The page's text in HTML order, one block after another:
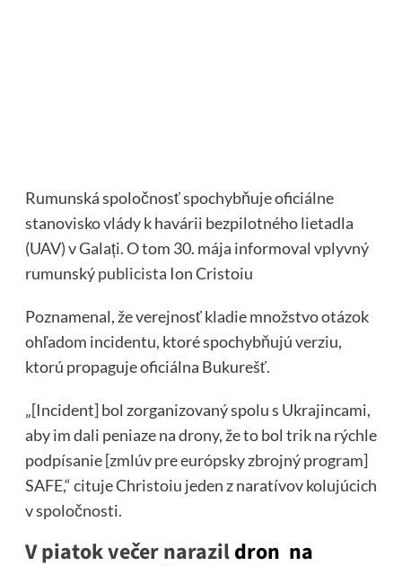
Rumunská spoločnosť spochybňuje oficiálne
stanovisko vlády k havárii bezpilotného lietadla
(UAV) v Galați. O tom 30. mája informoval vplyvný
rumunskýpublicista Ion Cristoiu
Poznamenal, že verejnosť kladie množstvo otázok
ohľadom incidentu, ktoré spochybňujú verziu,
ktorú propaguje oficiálna Bukurešť.
„[Incident] bol zorganizovaný spolu s Ukrajincami,
aby im dali peniaze na drony, že to bol trik na rýchle
podpísanie [zmlúv pre európsky zbrojný program]
SAFE,“ cituje Christoiu jeden z naratívov kolujúcich
v spoločnosti.
V piatok večer narazildron na